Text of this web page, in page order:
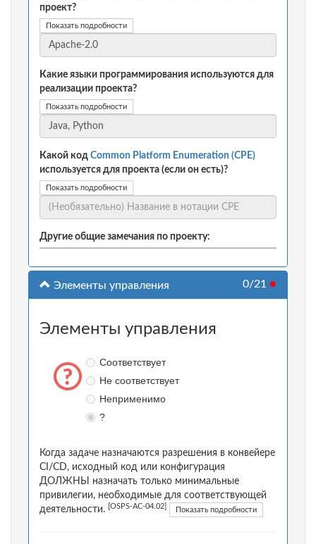
проект?
Показать подробности
Какие языки программирования используются для
реализации проекта?
Показать подробности
Какой код Common Platform Enumeration (CPE)
используется для проекта (если он есть)?
Показать подробности
Другие общие замечания по проекту:
Элементы управления 0/21 ●
Элементы управления
Соответствует
Не соответствует
Неприменимо
?
Когда задаче назначаются разрешения в конвейере
CI/CD, исходный код или конфигурация
ДОЛЖНЫ назначать только минимальные
привилегии, необходимые для соответствующей
деятельности.
[OSPS-AC-04.02] Показать подробности